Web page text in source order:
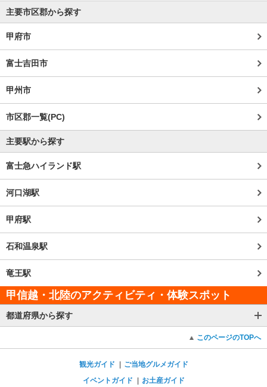
主要市区郡から探す
甲府市
富士吉田市
甲州市
市区郡一覧(PC)
主要駅から探す
富士急ハイランド駅
河口湖駅
甲府駅
石和温泉駅
竜王駅
甲信越・北陸のアクティビティ・体験スポット
都道府県から探す
このページのTOPへ
観光ガイド
ご当地グルメガイド
イベントガイド
お土産ガイド